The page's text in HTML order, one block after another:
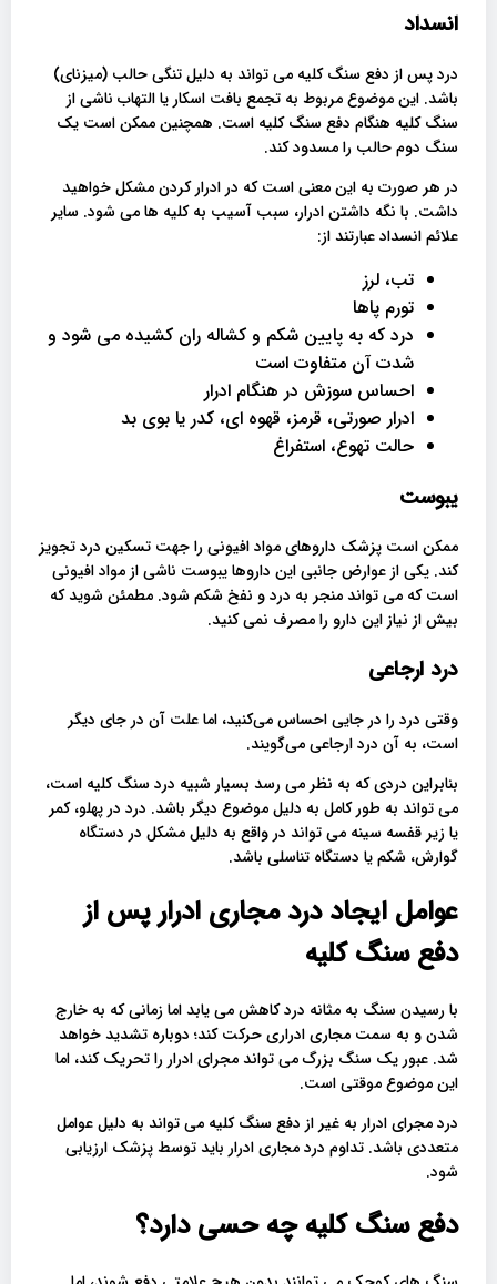
انسداد
درد پس از دفع سنگ کلیه می تواند به دلیل تنگی حالب (میزنای)
باشد. این موضوع مربوط به تجمع بافت اسکار یا التهاب ناشی از
سنگ کلیه هنگام دفع سنگ کلیه است. همچنین ممکن است یک
سنگ دوم حالب را مسدود کند.
در هر صورت به این معنی است که در ادرار کردن مشکل خواهید
داشت. با نگه داشتن ادرار، سبب آسیب به کلیه ها می شود. سایر
علائم انسداد عبارتند از:
تب، لرز
تورم پاها
درد که به پایین شکم و کشاله ران کشیده می شود و
شدت آن متفاوت است
احساس سوزش در هنگام ادرار
ادرار صورتی، قرمز، قهوه ای، کدر یا بوی بد
حالت تهوع، استفراغ
یبوست
ممکن است پزشک داروهای مواد افیونی را جهت تسکین درد تجویز
کند. یکی از عوارض جانبی این داروها یبوست ناشی از مواد افیونی
است که می تواند منجر به درد و نفخ شکم شود. مطمئن شوید که
بیش از نیاز این دارو را مصرف نمی کنید.
درد ارجاعی
وقتی درد را در جایی احساس می‌کنید، اما علت آن در جای دیگر
است، به آن درد ارجاعی می‌گویند.
بنابراین دردی که به نظر می رسد بسیار شبیه درد سنگ کلیه است،
می تواند به طور کامل به دلیل موضوع دیگر باشد. درد در پهلو، کمر
یا زیر قفسه سینه می تواند در واقع به دلیل مشکل در دستگاه
گوارش، شکم یا دستگاه تناسلی باشد.
عوامل ایجاد درد مجاری ادرار پس از
دفع سنگ کلیه
با رسیدن سنگ به مثانه درد کاهش می یابد اما زمانی که به خارج
شدن و به سمت مجاری ادراری حرکت کند؛ دوباره تشدید خواهد
شد. عبور یک سنگ بزرگ می تواند مجرای ادرار را تحریک کند، اما
این موضوع موقتی است.
درد مجرای ادرار به غیر از دفع سنگ کلیه می تواند به دلیل عوامل
متعددی باشد. تداوم درد مجاری ادرار باید توسط پزشک ارزیابی
شود.
دفع سنگ کلیه چه حسی دارد؟